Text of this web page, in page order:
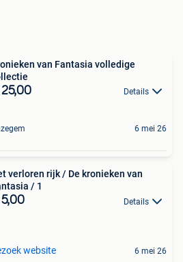
van Fantasia volledige
Details
6 mei 26
verloren rijk / De kronieken van
/ 1
Details
website 6 mei 26